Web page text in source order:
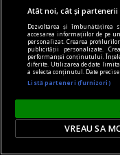
Atât noi, cât și
Dezvoltarea și îmbunătățirea
accesarea informațiilor de pe
personalizat. Crearea
publicității personalizate.
performanței conținutului.
diferite. Utilizarea de date
a selecta conținutul. Date
Listă parteneri (furnizori)
VREAU SA